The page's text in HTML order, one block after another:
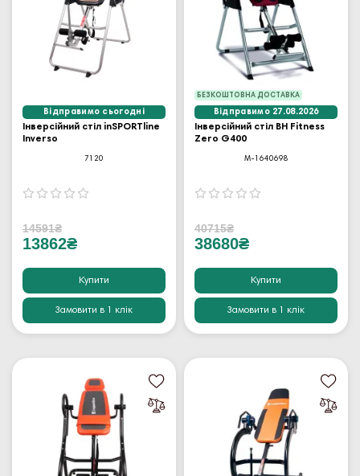
Відправимо сьогодні
Інверсійний стіл inSPORTline
Inverso
7120
14591₴
13862₴
Купити
Замовити в 1 клік
БЕЗКОШТОВНА ДОСТАВКА
Відправимо 27.08.2026
Інверсійний стіл BH Fitness
Zero G400
M-1640698
40715₴
38680₴
Купити
Замовити в 1 клік